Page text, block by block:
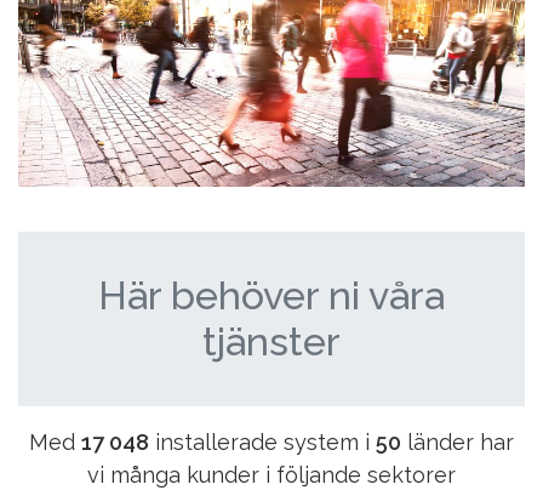
Här behöver ni våra
tjänster
Med 17 048 installerade system i 50 länder har
vi många kunder i följande sektorer